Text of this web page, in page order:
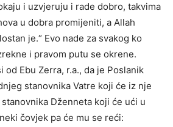
i uzvjeruju i rade dobro, takvima
u dobra promijeniti, a Allah
je.“ Evo nade za svakog ko
i pravom putu se okrene.
od Ebu Zerra, r.a., da je Poslanik
stanovnika Vatre koji će iz nje
Dženneta koji će ući u
čovjek pa će mu se reći: